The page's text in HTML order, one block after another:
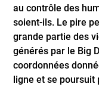
au contrôle des
soient-ils. Le pire
grande partie des
générés par le Big
coordonnées
ligne et se poursuit